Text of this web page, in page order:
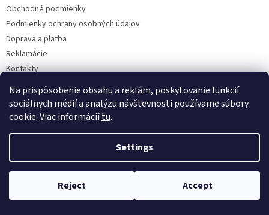
Na prispôsobenie obsahu a reklám, poskytovanie funkcií
sociálnych médií a analýzu návštevnosti používame súbory
cookie. Viac informáciítu.
Settings
Reject Accept
Obchodné podmienky
Podmienky ochrany osobných údajov
Doprava a platba
Reklamácie
Kontakty
Eshop ISEEIT. All rights reserved.
settings